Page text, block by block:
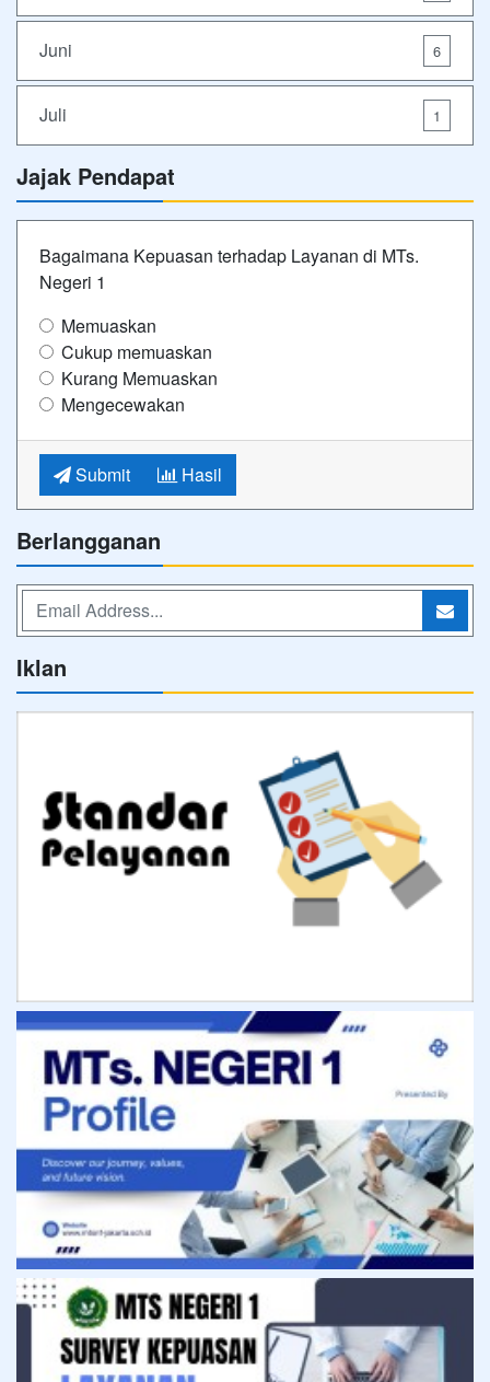
Juni 6
Juli 1
Jajak Pendapat
Bagaimana Kepuasan terhadap Layanan di MTs.
Negeri 1
Memuaskan
Cukup memuaskan
Kurang Memuaskan
Mengecewakan
Submit Hasil
Berlangganan
Iklan